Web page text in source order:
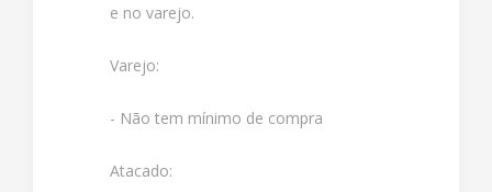
e no varejo.
Varejo:
- Não tem mínimo de compra
Atacado: